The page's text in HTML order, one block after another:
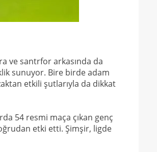
ve santrfor arkasında da
sunuyor. Bire birde adam
etkili şutlarıyla da dikkat
54 resmi maça çıkan genç
etki etti. Şimşir, ligde